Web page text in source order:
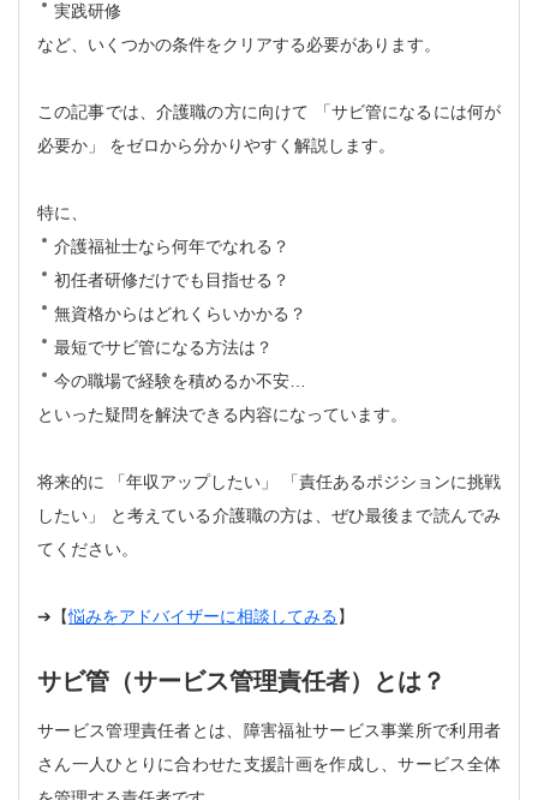
実践研修
など、いくつかの条件をクリアする必要があります。
この記事では、介護職の方に向けて
「サビ管になるには何が
必要か」
をゼロから分かりやすく解説します。
特に、
介護福祉士なら何年でなれる？
初任者研修だけでも目指せる？
無資格からはどれくらいかかる？
最短でサビ管になる方法は？
今の職場で経験を積めるか不安…
といった疑問を解決できる内容になっています。
将来的に 「年収アップしたい」
「責任あるポジションに挑戦
したい」
と考えている介護職の方は、ぜひ最後まで読んでみ
てください。
➔【悩みをアドバイザーに相談してみる】
サビ管（サービス管理責任者）とは？
サービス管理責任者とは、障害福祉サービス事業所で利用者
さん一人ひとりに合わせた支援計画を作成し、サービス全体